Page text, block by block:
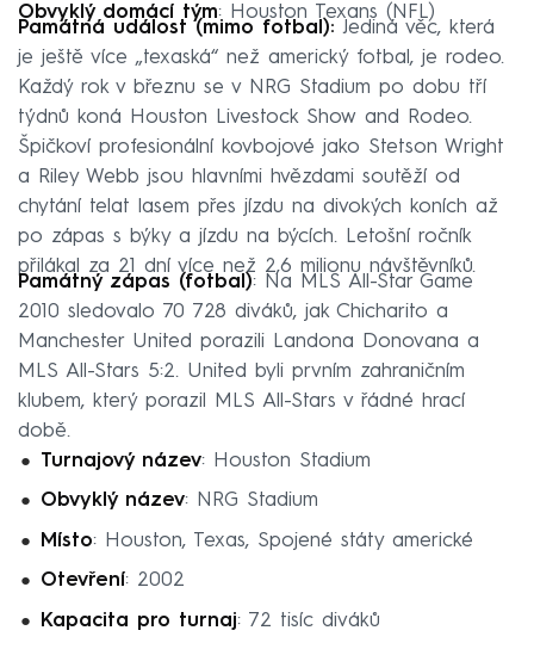
Obvyklý domácí tým: Houston Texans (NFL)
Památná událost (mimo fotbal): Jediná věc, která
je ještě více „texaská“ než americký fotbal, je rodeo.
Každý rok v březnu se v NRG Stadium po dobu tří
týdnů koná Houston Livestock Show and Rodeo.
Špičkoví profesionální kovbojové jako Stetson Wright
a Riley Webb jsou hlavními hvězdami soutěží od
chytání telat lasem přes jízdu na divokých koních až
po zápas s býky a jízdu na býcích. Letošní ročník
přilákal za 21 dní více než 2,6 milionu návštěvníků.
Památný zápas (fotbal): Na MLS All-Star Game
2010 sledovalo 70 728 diváků, jak Chicharito a
Manchester United porazili Landona Donovana a
MLS All-Stars 5:2. United byli prvním zahraničním
klubem, který porazil MLS All-Stars v řádné hrací
době.
Turnajový název: Houston Stadium
Obvyklý název: NRG Stadium
Místo: Houston, Texas, Spojené státy americké
Otevření: 2002
Kapacita pro turnaj: 72 tisíc diváků